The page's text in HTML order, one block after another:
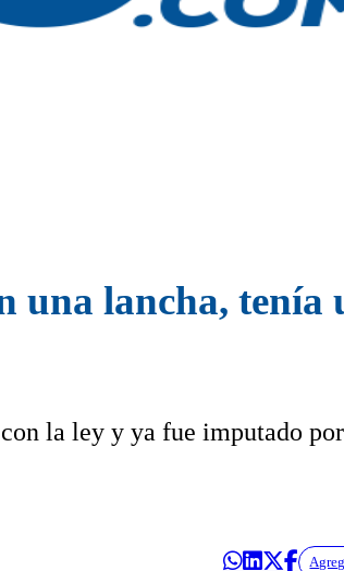
una lancha, tenía
la ley y ya fue imputado